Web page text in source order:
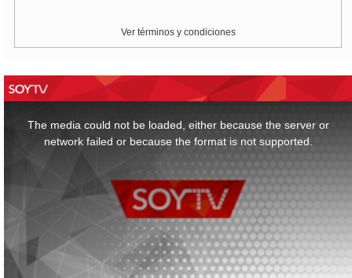
Ver términos y condiciones
The media could not be loaded, either because the server or
network failed or because the format is not supported.